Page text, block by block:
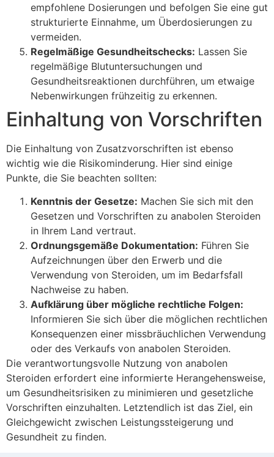
empfohlene Dosierungen und befolgen Sie eine gut
strukturierte Einnahme, um Überdosierungen zu
vermeiden.
Regelmäßige Gesundheitschecks: Lassen Sie
regelmäßige Blutuntersuchungen und
Gesundheitsreaktionen durchführen, um etwaige
Nebenwirkungen frühzeitig zu erkennen.
Einhaltung von Vorschriften
Die Einhaltung von Zusatzvorschriften ist ebenso
wichtig wie die Risikominderung. Hier sind einige
Punkte, die Sie beachten sollten:
Kenntnis der Gesetze: Machen Sie sich mit den
Gesetzen und Vorschriften zu anabolen Steroiden
in Ihrem Land vertraut.
Ordnungsgemäße Dokumentation: Führen Sie
Aufzeichnungen über den Erwerb und die
Verwendung von Steroiden, um im Bedarfsfall
Nachweise zu haben.
Aufklärung über mögliche rechtliche Folgen:
Informieren Sie sich über die möglichen rechtlichen
Konsequenzen einer missbräuchlichen Verwendung
oder des Verkaufs von anabolen Steroiden.
Die verantwortungsvolle Nutzung von anabolen
Steroiden erfordert eine informierte Herangehensweise,
um Gesundheitsrisiken zu minimieren und gesetzliche
Vorschriften einzuhalten. Letztendlich ist das Ziel, ein
Gleichgewicht zwischen Leistungssteigerung und
Gesundheit zu finden.